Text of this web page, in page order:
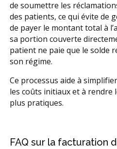
de soumettre les
des patients, ce qui évite de
de payer le montant total à
sa portion couverte
patient ne paie que le solde
son régime.
Ce processus aide à
les coûts initiaux et à rendre
plus pratiques.
FAQ sur la facturation